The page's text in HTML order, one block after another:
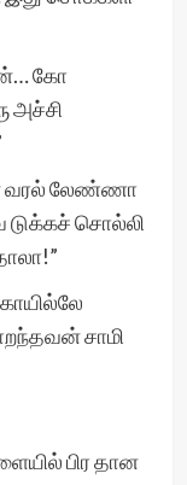
கோ
அச்சி
வரல் லேண்ணா
டுக்கச் சொல்லி
சாமி
பிர தான